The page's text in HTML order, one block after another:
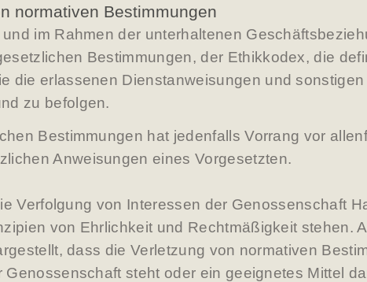
normativen Bestimmungen
im Rahmen der unterhaltenen
Bestimmungen, der Ethikkodex, die
die erlassenen Dienstanweisungen und sonstigen
zu befolgen.
Bestimmungen hat jedenfalls Vorrang vor
Anweisungen eines Vorgesetzten.
Verfolgung von Interessen der Genossenschaft
von Ehrlichkeit und Rechtmäßigkeit stehen.
dass die Verletzung von normativen
steht oder ein geeignetes Mittel